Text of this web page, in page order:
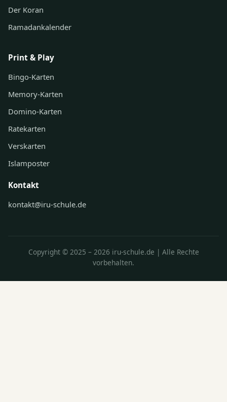
Der Koran
Ramadankalender
Print & Play
Bingo-Karten
Memory-Karten
Domino-Karten
Ratekarten
Verskarten
Islamposter
Kontakt
kontakt@iru-schule.de
Copyright © 2025 – 2026 iru-schule.de | Alle Rechte
vorbehalten.